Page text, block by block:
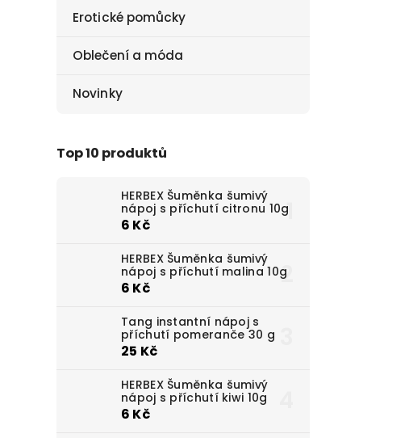
Erotické pomůcky
Oblečení a móda
Novinky
Top 10 produktů
HERBEX Šuměnka šumivý
nápoj s příchutí citronu 10g
6 Kč
HERBEX Šuměnka šumivý
nápoj s příchutí malina 10g
6 Kč
Tang instantní nápoj s
příchutí pomeranče 30 g
25 Kč
HERBEX Šuměnka šumivý
nápoj s příchutí kiwi 10g
6 Kč